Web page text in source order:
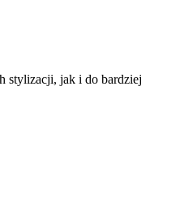
stylizacji, jak i do bardziej